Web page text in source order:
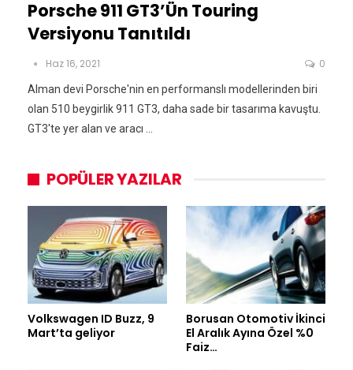
Porsche 911 GT3’ün Touring
Versiyonu Tanıtıldı
Haz 16, 2021 0
Alman devi Porsche'nin en performanslı modellerinden biri
olan 510 beygirlik 911 GT3, daha sade bir tasarıma kavuştu.
GT3'te yer alan ve aracı ...
POPÜLER YAZILAR
Volkswagen ID Buzz, 9
Mart’ta geliyor
Borusan Otomotiv İkinci
El Aralık Ayına Özel %0
Faiz…